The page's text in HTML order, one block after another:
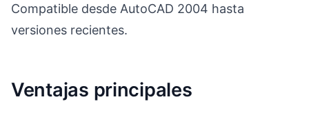
Compatible desde AutoCAD 2004 hasta
versiones recientes.
Ventajas principales